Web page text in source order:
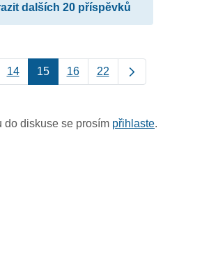
dalších 20 příspěvků
14 15 16 22
do diskuse se prosím přihlaste.